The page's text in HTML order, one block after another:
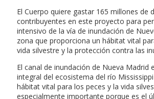
El Cuerpo quiere gastar 165 millones de
contribuyentes en este proyecto para
intensivo de la vía de inundación de
zona que proporciona un hábitat vital
vida silvestre y la protección contra las
El canal de inundación de Nueva Madrid
integral del ecosistema del río
hábitat vital para los peces y la vida
especialmente importante porque es el